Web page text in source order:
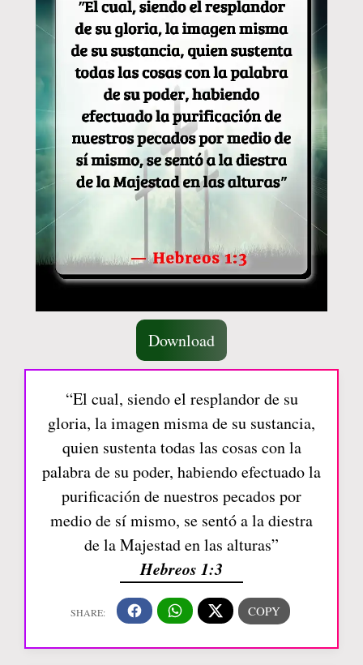
Download
“El cual, siendo el resplandor de su
gloria, la imagen misma de su sustancia,
quien sustenta todas las cosas con la
palabra de su poder, habiendo efectuado la
purificación de nuestros pecados por
medio de sí mismo, se sentó a la diestra
de la Majestad en las alturas”
Hebreos 1:3